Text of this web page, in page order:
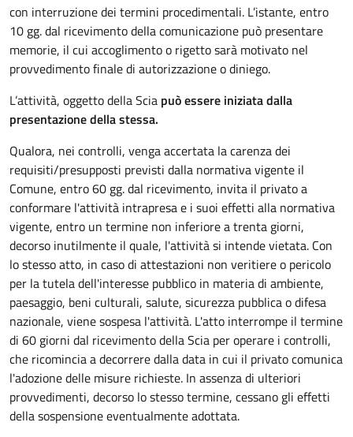
con interruzione dei termini procedimentali. L’istante, entro
10 gg. dal ricevimento della comunicazione può presentare
memorie, il cui accoglimento o rigetto sarà motivato nel
provvedimento finale di autorizzazione o diniego.
L’attività, oggetto della Scia può essere iniziata dalla
presentazione della stessa.
Qualora, nei controlli, venga accertata la carenza dei
requisiti/presupposti previsti dalla normativa vigente il
Comune, entro 60 gg. dal ricevimento, invita il privato a
conformare l'attività intrapresa e i suoi effetti alla normativa
vigente, entro un termine non inferiore a trenta giorni,
decorso inutilmente il quale, l'attività si intende vietata. Con
lo stesso atto, in caso di attestazioni non veritiere o pericolo
per la tutela dell'interesse pubblico in materia di ambiente,
paesaggio, beni culturali, salute, sicurezza pubblica o difesa
nazionale, viene sospesa l'attività. L'atto interrompe il termine
di 60 giorni dal ricevimento della Scia per operare i controlli,
che ricomincia a decorrere dalla data in cui il privato comunica
l'adozione delle misure richieste. In assenza di ulteriori
provvedimenti, decorso lo stesso termine, cessano gli effetti
della sospensione eventualmente adottata.